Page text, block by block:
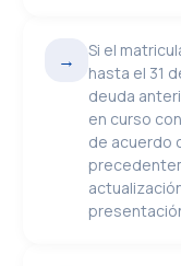
→
Si el
hasta el 31
deuda
en curso
de acuerdo